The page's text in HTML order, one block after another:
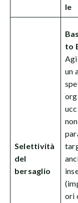
le
Selettività
del
bersaglio
to
un
ori